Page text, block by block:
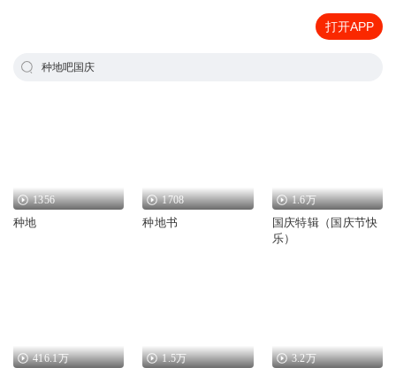
打开APP
种地吧国庆
1356
种地
1708
种地书
1.6万
国庆特辑（国庆节快
乐）
416.1万 1.5万 3.2万